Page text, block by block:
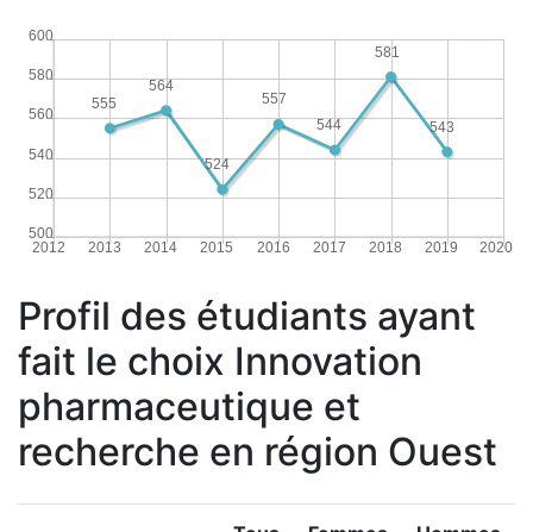
2012 2013 2014 2015 2016 2017 2018 2019 2020
500
520
540
560
580
600
543
581
544
557
524
564
555
Profil des étudiants ayant
fait le choix Innovation
pharmaceutique et
recherche en région Ouest